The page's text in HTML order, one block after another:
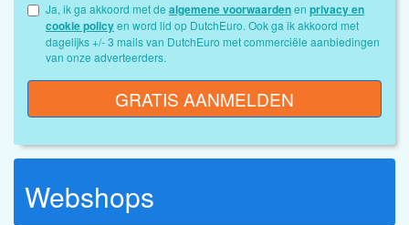
Ja, ik ga akkoord met de algemene voorwaardenen privacy en
cookie policy
dagelijks +/- 3 mails van DutchEuro met commerciële aanbiedingen
van onze adverteerders.
GRATIS AANMELDEN
Webshops